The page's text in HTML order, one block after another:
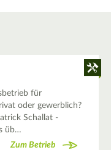
für
oder gewerblich?
Schallat -
üb…
Zum Betrieb